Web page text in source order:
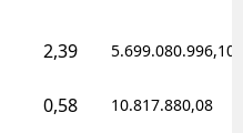
2,39 5.699.080.996,10
0,58 10.817.880,08